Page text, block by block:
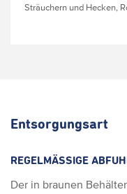
Sträuchern und Hecken,
Entsorgungsart
REGELMÄSSIGE ABFUHR
Der in braunen